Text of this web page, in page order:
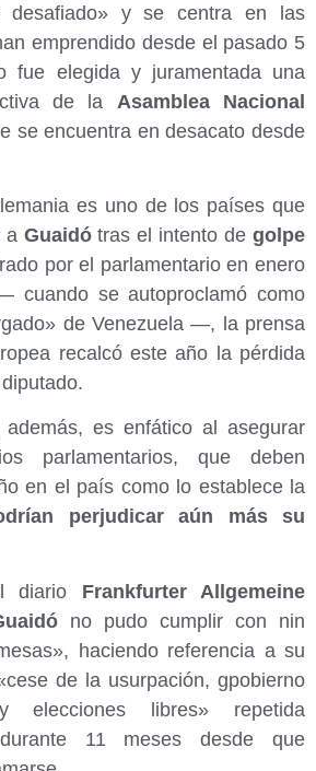
desafiado» y se centra en las
emprendido desde el pasado 5
fue elegida y juramentada una
de la Asamblea Nacional
se encuentra en desacato desde
es uno de los países que
a Guaidótras el intento de golpe
por el parlamentario en enero
cuando se autoproclamó como
de Venezuela —, la prensa
recalcó este año la pérdida
es enfático al asegurar
parlamentarios, que deben
en el país como lo establece la
perjudicar aún más su
diario Frankfurter Allgemeine
no pudo cumplir con nin
haciendo referencia a su
de la usurpación, gpobierno
elecciones libres» repetida
durante 11 meses desde que